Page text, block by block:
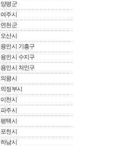
양평군
여주시
연천군
오산시
용인시 기흥구
용인시 수지구
용인시 처인구
의왕시
의정부시
이천시
파주시
평택시
포천시
하남시